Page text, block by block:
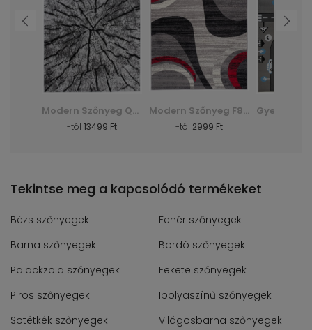
Modern Szőnyeg Q710A Luxury Pp Esm - fehér, biały
-tól 13499 Ft
Modern Szőnyeg F844B Cheap Pp Crm - szürke, szary
-tól 2999 Ft
Tekintse meg a kapcsolódó termékeket
Bézs szőnyegek
Fehér szőnyegek
Barna szőnyegek
Bordó szőnyegek
Palackzöld szőnyegek
Fekete szőnyegek
Piros szőnyegek
Ibolyaszínű szőnyegek
Sötétkék szőnyegek
Világosbarna szőnyegek